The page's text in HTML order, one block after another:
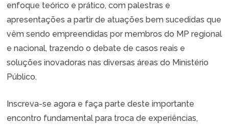
enfoque teórico e prático, com palestras e
apresentações a partir de atuações bem sucedidas que
vêm sendo empreendidas por membros do MP regional
e nacional, trazendo o debate de casos reais e
soluções inovadoras nas diversas áreas do Ministério
Público.
Inscreva-se agora e faça parte deste importante
encontro fundamental para troca de experiências,